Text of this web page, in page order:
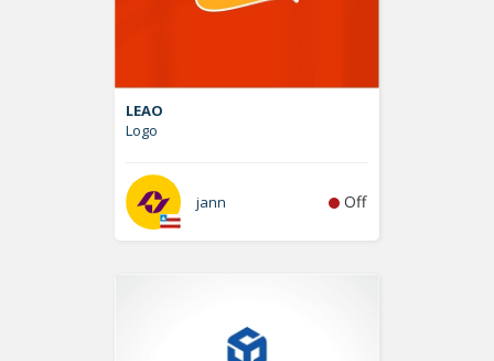
LEAO
Logo
jann Off